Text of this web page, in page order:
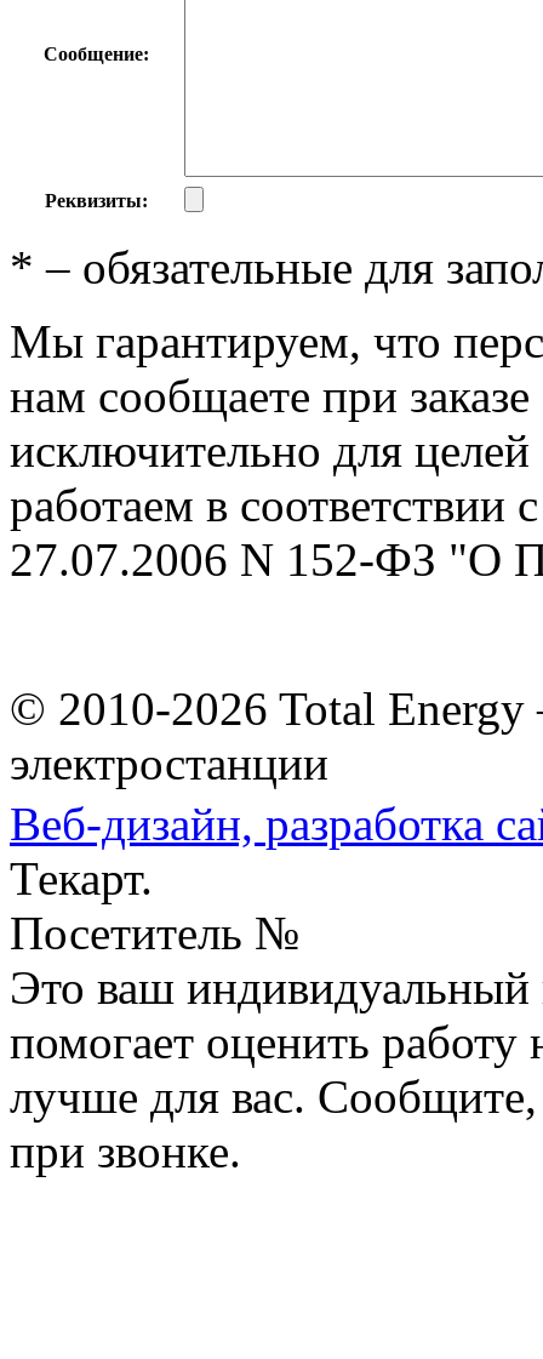
Сообщение:
Реквизиты:
* – обязательные для
Мы гарантируем, что
нам сообщаете при
исключительно для
работаем в
27.07.2006 N 152-ФЗ
© 2010-2026 Total
электростанции
Веб-дизайн, разработка
Текарт.
Посетитель №
Это ваш
помогает оценить работу
лучше для вас.
при звонке.